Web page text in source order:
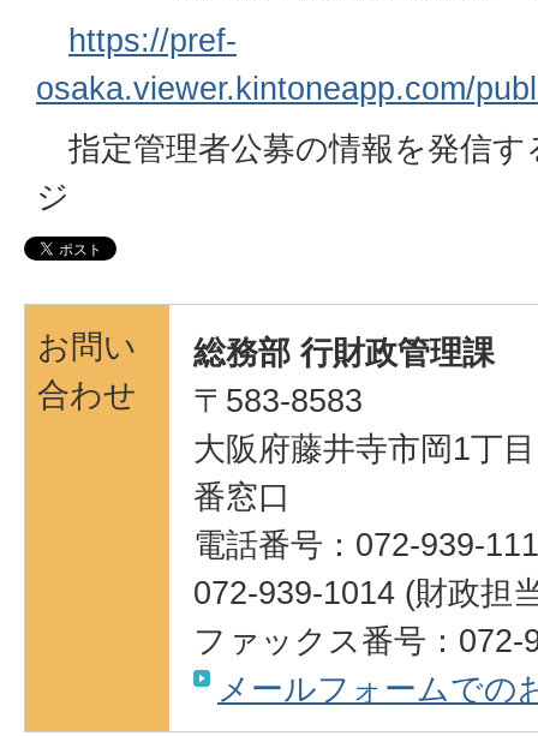
https://pref-
osaka.viewer.kintoneapp.com/
指定管理者公募の情報を発信
ジ
お問い
合わせ
総務部 行財政管理課
〒583-8583
大阪府藤井寺市岡1丁
番窓口
電話番号：072-939-
072-939-1014 (財政担
ファックス番号：072-
メールフォームでの